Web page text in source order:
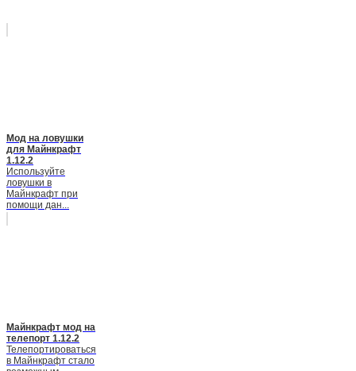
Мод на ловушки
для Майнкрафт
1.12.2
Используйте
ловушки в
Майнкрафт при
помощи дан...
Майнкрафт мод на
телепорт 1.12.2
Телепортироваться
в Майнкрафт стало